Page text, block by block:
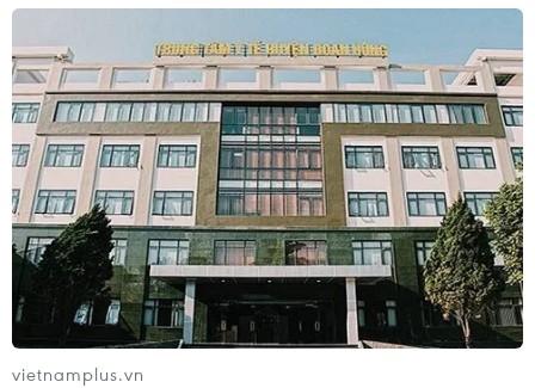
TIN CÙNG CHUYÊN MỤC
Việt Nam là điểm đến hấp dẫn với
doanh nghiệp bán dẫn hàng đầu của
Mỹ
08/08/2026 13:45
vietnamplus.vn